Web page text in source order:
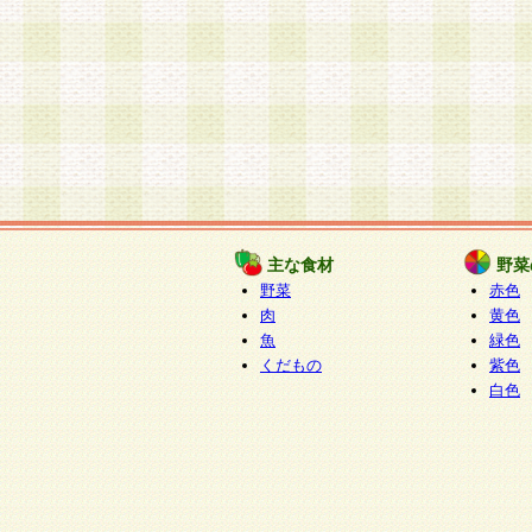
主な食材
野菜
肉
魚
くだもの
野
赤色
黄色
緑色
紫色
白色